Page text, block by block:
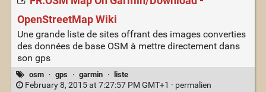
OpenStreetMap Wiki
Une grande liste de sites offrant des images converties
des données de base OSM à mettre directement dans
son gps
osm · gps · garmin · liste
February 8, 2015 at 7:27:57 PM GMT+1 · permalien